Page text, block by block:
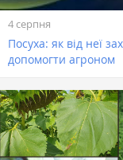
4 серпня
Посуха: як від неї
допомогти агроном